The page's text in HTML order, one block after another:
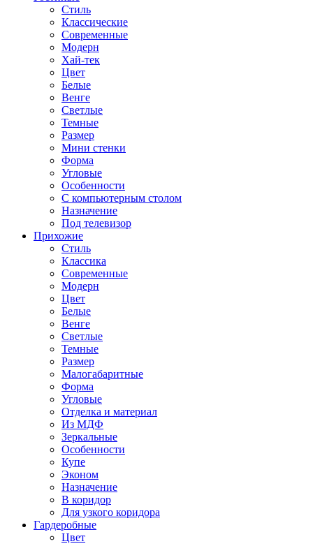
Стиль
Классические
Современные
Модерн
Хай-тек
Цвет
Белые
Венге
Светлые
Темные
Размер
Мини стенки
Форма
Угловые
Особенности
С компьютерным столом
Назначение
Под телевизор
Прихожие
Стиль
Классика
Современные
Модерн
Цвет
Белые
Венге
Светлые
Темные
Размер
Малогабаритные
Форма
Угловые
Отделка и материал
Из МДФ
Зеркальные
Особенности
Купе
Эконом
Назначение
В коридор
Для узкого коридора
Гардеробные
Цвет